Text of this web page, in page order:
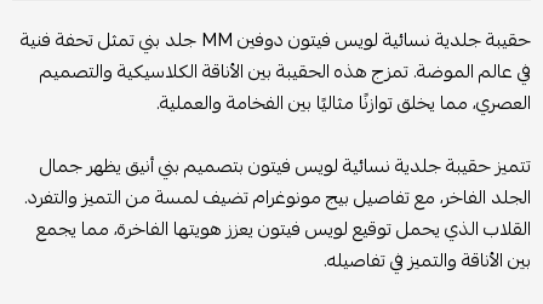
حقيبة جلدية نسائية لويس فيتون دوفين MM جلد بني تمثل تحفة فنية
في عالم الموضة. تمزج هذه الحقيبة بين الأناقة الكلاسيكية والتصميم
العصري، مما يخلق توازنًا مثاليًا بين الفخامة والعملية.
تتميز حقيبة جلدية نسائية لويس فيتون بتصميم بني أنيق يظهر جمال
الجلد الفاخر، مع تفاصيل بيج مونوغرام تضيف لمسة من التميز والتفرد.
القلاب الذي يحمل توقيع لويس فيتون يعزز هويتها الفاخرة، مما يجمع
بين الأناقة والتميز في تفاصيله.